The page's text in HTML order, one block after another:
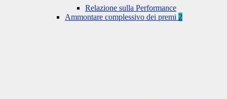
Relazione sulla Performance
Ammontare complessivo dei premi 2